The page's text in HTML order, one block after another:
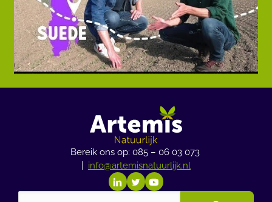
Bereik ons op: 085 – 06 03 073
info@artemisnatuurlijk.nl